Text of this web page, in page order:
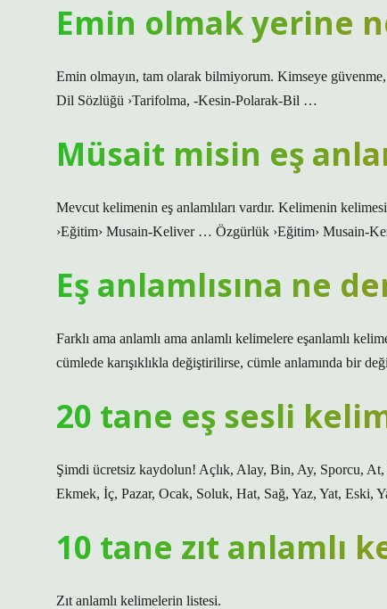
Emin olmak yerine
Emin olmayın, tam olarak bilmiyorum. Kimseye
Dil Sözlüğü ›Tarifolma, -Kesin-Polarak-Bil …
Müsait misin eş
Mevcut kelimenin eş anlamlıları vardır. Kelimenin
›Eğitim› Musain-Keliver … Özgürlük ›Eğitim› Musain-
Eş anlamlısına ne
Farklı ama anlamlı ama anlamlı kelimelere eşanlamlı
cümlede karışıklıkla değiştirilirse, cümle anlamında bir
20 tane eş sesli
Şimdi ücretsiz kaydolun! Açlık, Alay, Bin, Ay, Sporcu,
Ekmek, İç, Pazar, Ocak, Soluk, Hat, Sağ, Yaz, Yat, Eski,
10 tane zıt anlamlı
Zıt anlamlı kelimelerin listesi.